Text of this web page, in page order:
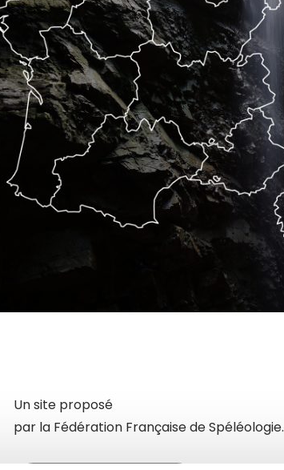
Un site proposé
par la Fédération Française de Spéléologie.